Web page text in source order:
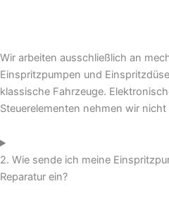
Wir arbeiten ausschließlich an
Einspritzpumpen und
klassische Fahrzeuge.
Steuerelementen nehmen wir nicht
2. Wie sende ich meine
Reparatur ein?